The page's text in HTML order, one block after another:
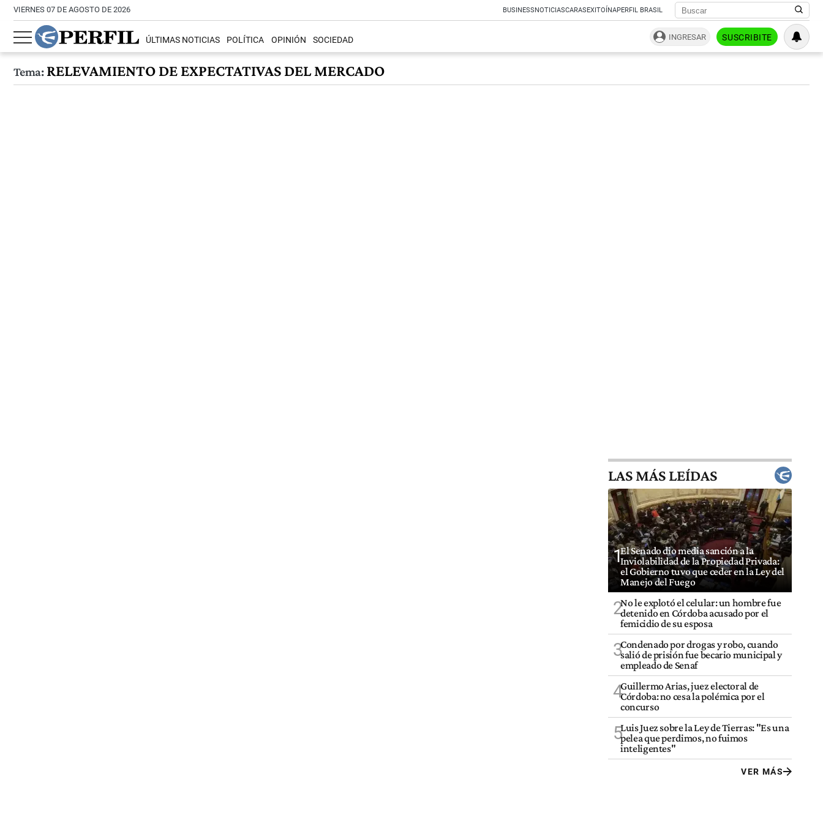
VIERNES 07 DE AGOSTO DE 2026 BUSINESSNOTICIASCARASEXITOÍNAPERFIL BRASIL
ÚLTIMAS NOTICIAS POLÍTICA OPINIÓN SOCIEDAD INGRESAR SUSCRIBITE
Tema:RELEVAMIENTO DE EXPECTATIVAS DEL MERCADO
LAS MÁS LEÍDAS
1El Senado dio media sanción a la
Inviolabilidad de la Propiedad Privada:
el Gobierno tuvo que ceder en la Ley del
Manejo del Fuego
2No le explotó el celular: un hombre fue
detenido en Córdoba acusado por el
femicidio de su esposa
3Condenado por drogas y robo, cuando
salió de prisión fue becario municipal y
empleado de Senaf
4Guillermo Arias, juez electoral de
Córdoba: no cesa la polémica por el
concurso
5Luis Juez sobre la Ley de Tierras: "Es una
pelea que perdimos, no fuimos
inteligentes"
VER MÁS